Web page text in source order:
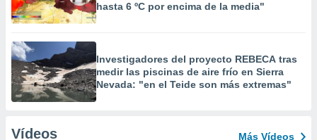
hasta 6 ºC por encima de la media"
Investigadores del proyecto REBECA tras
medir las piscinas de aire frío en Sierra
Nevada: "en el Teide son más extremas"
Vídeos Más Vídeos